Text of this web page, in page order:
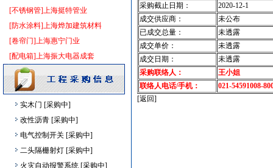
[不锈钢管]上海挺特管业
[防水涂料]上海烨加建筑材料
[卷帘门]上海惠宁门业
[配电箱]上海振大电器成套
给排水系统 [采购中]
玻璃幕墙 [采购中]
防静电地板 [采购中]
卫浴洁具 [采购中]
阀门
变配电
[采购中]
实木门 [采购中]
改性沥青 [采购中]
电气控制开关 [采购中]
二头隔栅射灯 [采购中]
火灾自动报警系统 [采购中]
采购截止日期：
2020-12-1
成交供应商：
未公布
已成交总量：
未透露
成交单价：
未透露
成交日期：
未透露
采购联络人：
王小姐
联络人电话/手机：
021-54591008-
[返回]